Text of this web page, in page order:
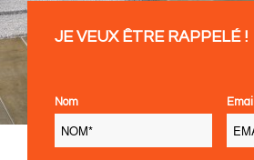
JE VEUX ÊTRE RAPPELÉ !
Nom Email